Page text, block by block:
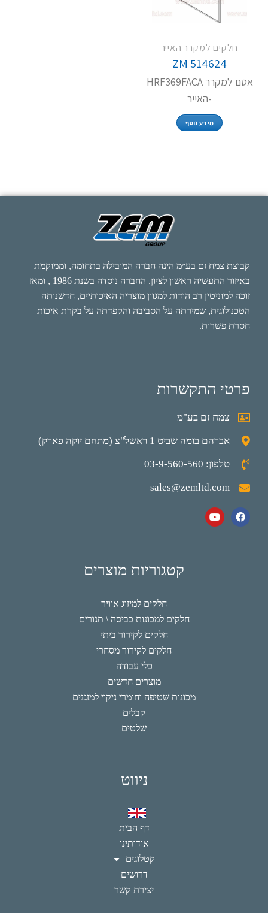
חלקים למקרר האייר
ZM 514624
אטם למקרר HRF369FACA
-האייר
מידע נוסף
קבוצת צמח זם בע״מ הינה חברה המובילה בתחומה, וממוקמת
באיזור התעשיה ראשון לציון. החברה נוסדה בשנת 1986 , ומאז
זוכה למוניטין רב הודות למגוון מוצריה האיכותיים, חדשנותה
הטכנולוגית, שמירתה על הסביבה והקפדתה על בקרת איכות
חסרת פשרות.
פרטי התקשרות
צמח זם בע"מ
אברהם בומה שביט 1 ראשל"צ (מתחם יוקה פארק)
טלפון: 03-9-560-560
sales@zemltd.com
קטגוריות מוצרים
חלקים למיזוג אוויר
חלקים למכונות כביסה \ תנורים
חלקים לקירור ביתי
חלקים לקירור מסחרי
כלי עבודה
מוצרים חדשים
מכונות שטיפה וחומרי ניקוי למזגנים
קבלים
שלטים
ניווט
דף הבית
אודותינו
קטלוגים
דרושים
יצירת קשר